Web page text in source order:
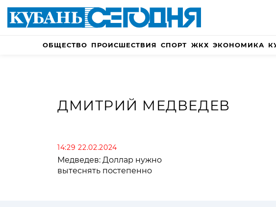
ОБЩЕСТВО ПРОИСШЕСТВИЯ СПОРТ ЖКХ ЭКОНОМИКА
ДМИТРИЙ МЕДВЕДЕВ
14:29 22.02.2024
Медведев: Доллар нужно
вытеснять постепенно